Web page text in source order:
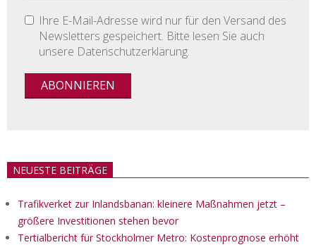
Ihre E-Mail-Adresse wird nur für den Versand des
Newsletters gespeichert. Bitte lesen Sie auch
unsere Datenschutzerklärung.
NEUESTE BEITRÄGE
Trafikverket zur Inlandsbanan: kleinere Maßnahmen jetzt –
größere Investitionen stehen bevor
Tertialbericht für Stockholmer Metro: Kostenprognose erhöht